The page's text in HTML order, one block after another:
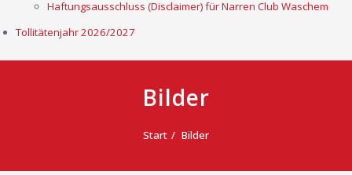
Haftungsausschluss (Disclaimer) für Narren Club Waschem
Tollitätenjahr 2026/2027
Bilder
Start Bilder